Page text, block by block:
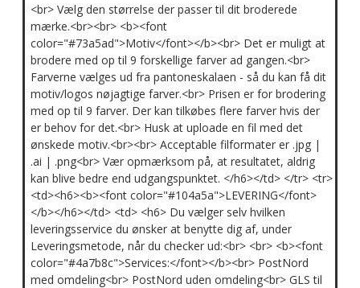
<br> Vælg den størrelse der passer til dit broderede
mærke.<br><br> <b><font
color="#73a5ad">Motiv</font></b><br> Det er muligt at
brodere med op til 9 forskellige farver ad gangen.<br>
Farverne vælges ud fra pantoneskalaen - så du kan få dit
motiv/logos nøjagtige farver.<br> Prisen er for brodering
med op til 9 farver. Der kan tilkøbes flere farver hvis der
er behov for det.<br> Husk at uploade en fil med det
ønskede motiv.<br><br> Acceptable filformater er .jpg |
.ai | .png<br> Vær opmærksom på, at resultatet, aldrig
kan blive bedre end udgangspunktet. </h6></td> </tr> <tr>
<td><h6><b><font color="#104a5a">LEVERING</font>
</b></h6></td> <td> <h6> Du vælger selv hvilken
leveringsservice du ønsker at benytte dig af, under
Leveringsmetode, når du checker ud:<br> <br> <b><font
color="#4a7b8c">Services:</font></b><br> PostNord
med omdeling<br> PostNord uden omdeling<br> GLS til